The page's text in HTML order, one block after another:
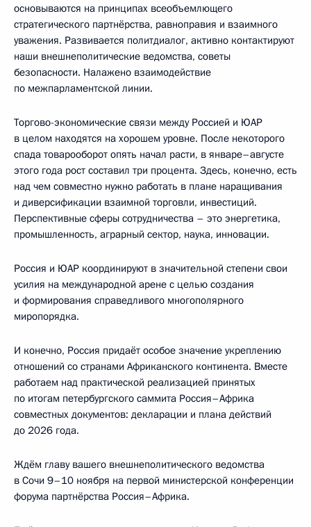
основываются на принципах всеобъемлющего
стратегического партнёрства, равноправия и взаимного
уважения. Развивается политдиалог, активно контактируют
наши внешнеполитические ведомства, советы
безопасности. Налажено взаимодействие
по межпарламентской линии.
Торгово-экономические связи между Россией и ЮАР
в целом находятся на хорошем уровне. После некоторого
спада товарооборот опять начал расти, в январе–августе
этого года рост составил три процента. Здесь, конечно, есть
над чем совместно нужно работать в плане наращивания
и диверсификации взаимной торговли, инвестиций.
Перспективные сферы сотрудничества – это энергетика,
промышленность, аграрный сектор, наука, инновации.
Россия и ЮАР координируют в значительной степени свои
усилия на международной арене с целью создания
и формирования справедливого многополярного
миропорядка.
И конечно, Россия придаёт особое значение укреплению
отношений со странами Африканского континента. Вместе
работаем над практической реализацией принятых
по итогам петербургского саммита Россия–Африка
совместных документов: декларации и плана действий
до 2026 года.
Ждём главу вашего внешнеполитического ведомства
в Сочи 9–10 ноября на первой министерской конференции
форума партнёрства Россия–Африка.